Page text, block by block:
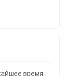
время.